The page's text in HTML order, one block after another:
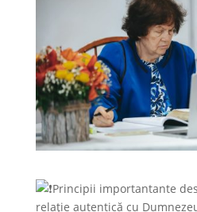
Principii importantante
relație autentică cu